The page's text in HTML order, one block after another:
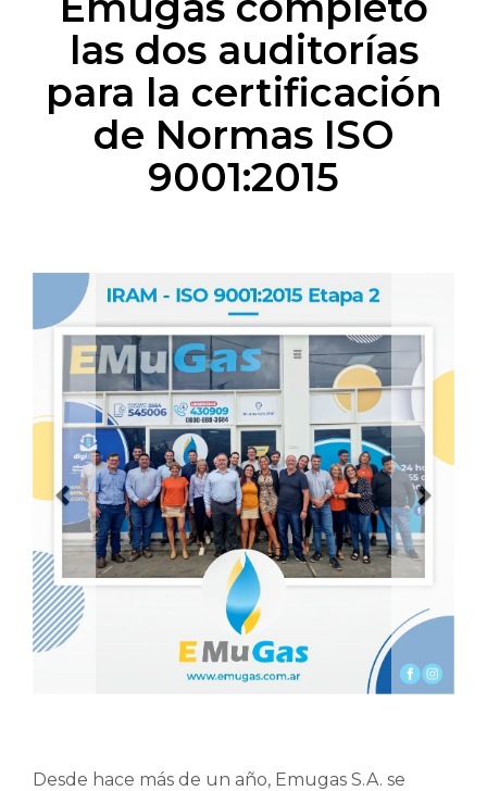
las dos auditorías
para la certificación
de Normas ISO
9001:2015
Desde hace más de un año, Emugas S.A. se